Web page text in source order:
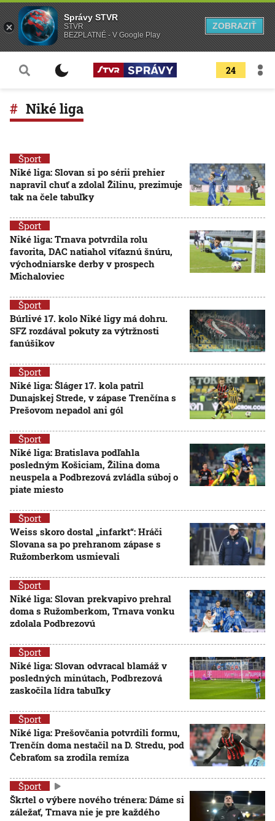
24
Niké liga
Šport
Niké liga: Slovan si po sérii prehier
napravil chuť a zdolal Žilinu, prezimuje
tak na čele tabuľky
Šport
Niké liga: Trnava potvrdila rolu
favorita, DAC natiahol víťaznú šnúru,
východniarske derby v prospech
Michaloviec
Šport
Búrlivé 17. kolo Niké ligy má dohru.
SFZ rozdával pokuty za výtržnosti
fanúšikov
Šport
Niké liga: Šláger 17. kola patril
Dunajskej Strede, v zápase Trenčína s
Prešovom nepadol ani gól
Šport
Niké liga: Bratislava podľahla
posledným Košiciam, Žilina doma
neuspela a Podbrezová zvládla súboj o
piate miesto
Šport
Weiss skoro dostal „infarkt“: Hráči
Slovana sa po prehranom zápase s
Ružomberkom usmievali
Šport
Niké liga: Slovan prekvapivo prehral
doma s Ružomberkom, Trnava vonku
zdolala Podbrezovú
Šport
Niké liga: Slovan odvracal blamáž v
posledných minútach, Podbrezová
zaskočila lídra tabuľky
Šport
Niké liga: Prešovčania potvrdili formu,
Trenčín doma nestačil na D. Stredu, pod
Čebraťom sa zrodila remíza
Šport
Škrtel o výbere nového trénera: Dáme si
záležať, Trnava nie je pre každého
Správy STVR
STVR
BEZPLATNÉ - V Google Play
ZOBRAZIŤ